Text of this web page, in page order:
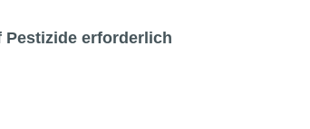
Pestizide erforderlich